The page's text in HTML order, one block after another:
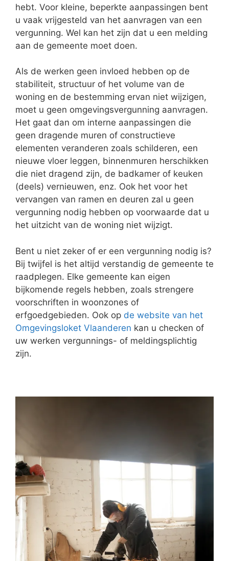
hebt. Voor kleine, beperkte aanpassingen bent
u vaak vrijgesteld van het aanvragen van een
vergunning. Wel kan het zijn dat u een melding
aan de gemeente moet doen.
Als de werken geen invloed hebben op de
stabiliteit, structuur of het volume van de
woning en de bestemming ervan niet wijzigen,
moet u geen omgevingsvergunning aanvragen.
Het gaat dan om interne aanpassingen die
geen dragende muren of constructieve
elementen veranderen zoals schilderen, een
nieuwe vloer leggen, binnenmuren herschikken
die niet dragend zijn, de badkamer of keuken
(deels) vernieuwen, enz. Ook het voor het
vervangen van ramen en deuren zal u geen
vergunning nodig hebben op voorwaarde dat u
het uitzicht van de woning niet wijzigt.
Bent u niet zeker of er een vergunning nodig is?
Bij twijfel is het altijd verstandig de gemeente te
raadplegen. Elke gemeente kan eigen
bijkomende regels hebben, zoals strengere
voorschriften in woonzones of
erfgoedgebieden. Ook op de website van het
Omgevingsloket Vlaanderen kan u checken of
uw werken vergunnings- of meldingsplichtig
zijn.